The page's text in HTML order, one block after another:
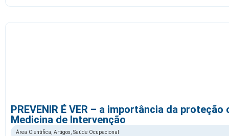
PREVENIR É VER – a importância da proteção
Medicina de Intervenção
Área Cientifica, Artigos, Saúde Ocupacional